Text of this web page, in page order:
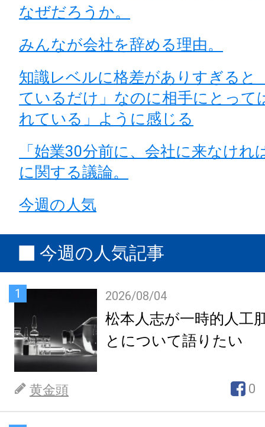
なぜだろうか。
みんなが会社を辞める理由。
知識レベルに格差がありすぎると
ているだけ」なのに相手にとって
れている」ように感じる
「始業30分前に、会社に来なけれ
に関する議論。
今週の人気
今週の人気記事
1 2026/08/04
松本人志が一時的人工
とについて語りたい
黄金頭 0